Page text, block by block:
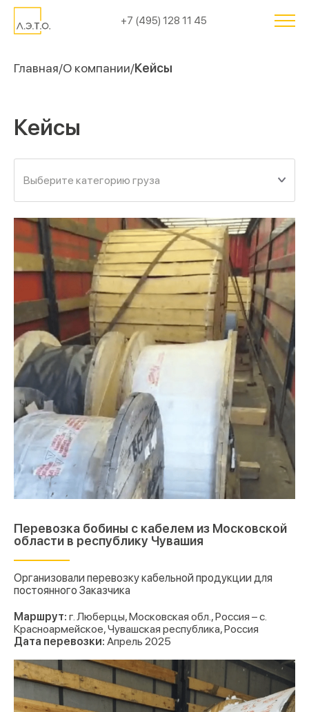
+7 (495) 128 11 45
Главная О компании Кейсы
Кейсы
Выберите категорию груза
Перевозка бобины с кабелем из Московской
области в республику Чувашия
Организовали перевозку кабельной продукции для
постоянного Заказчика
Маршрут: г. Люберцы, Московская обл., Россия – с.
Красноармейское, Чувашская республика, Россия
Дата перевозки: Апрель 2025